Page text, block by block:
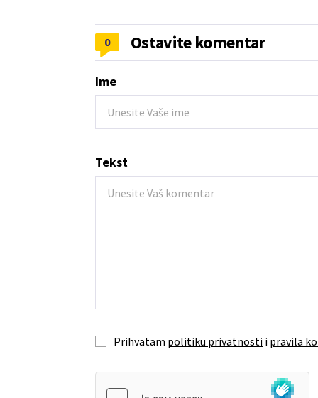
0 Ostavite komentar
Ime
Tekst
Prihvatam politiku privatnosti i pravila